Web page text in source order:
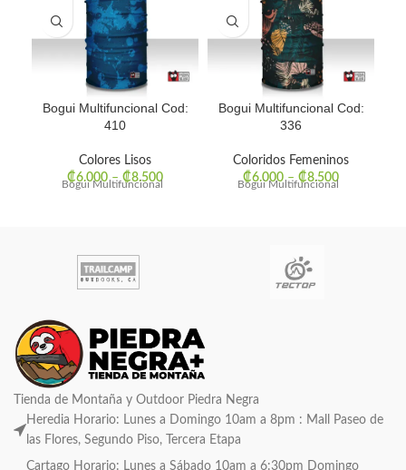
Bogui Multifuncional Cod:
410
Colores Lisos
₡6.000–₡8.500
Bogui Multifuncional
Bogui Multifuncional Cod:
336
Coloridos Femeninos
₡6.000–₡8.500
Bogui Multifuncional
Tienda de Montaña y Outdoor Piedra Negra
Heredia Horario: Lunes a Domingo 10am a 8pm : Mall Paseo de
las Flores, Segundo Piso, Tercera Etapa
Cartago Horario: Lunes a Sábado 10am a 6:30pm Domingo